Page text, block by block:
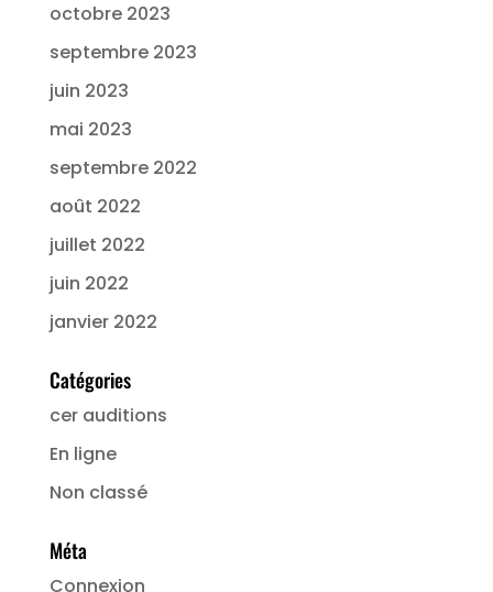
octobre 2023
septembre 2023
juin 2023
mai 2023
septembre 2022
août 2022
juillet 2022
juin 2022
janvier 2022
Catégories
cer auditions
En ligne
Non classé
Méta
Connexion